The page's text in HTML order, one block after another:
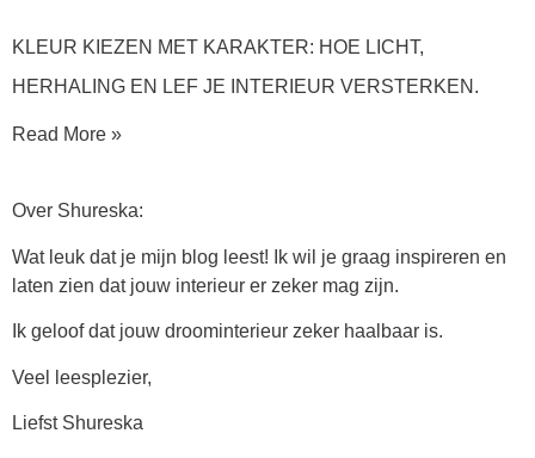
KLEUR KIEZEN MET KARAKTER: HOE LICHT,
HERHALING EN LEF JE INTERIEUR VERSTERKEN.
Read More »
Over Shureska:
Wat leuk dat je mijn blog leest! Ik wil je graag inspireren en
laten zien dat jouw interieur er zeker mag zijn.
Ik geloof dat jouw droominterieur zeker haalbaar is.
Veel leesplezier,
Liefst Shureska